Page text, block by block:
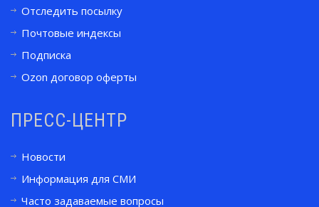
Отследить посылку
Почтовые индексы
Подписка
Ozon договор оферты
ПРЕСС-ЦЕНТР
Новости
Информация для СМИ
Часто задаваемые вопросы